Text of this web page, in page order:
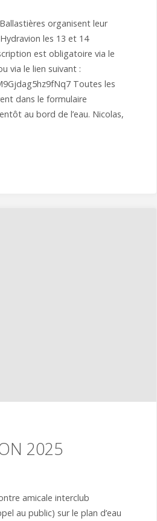
organisent leur
les 13 et 14
est obligatoire via le
via le lien suivant :
Toutes les
dans le formulaire
au bord de l’eau. Nicolas,
2025
amicale interclub
au public) sur le plan d’eau